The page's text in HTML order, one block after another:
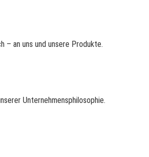
– an uns und unsere Produkte.
Unternehmensphilosophie.